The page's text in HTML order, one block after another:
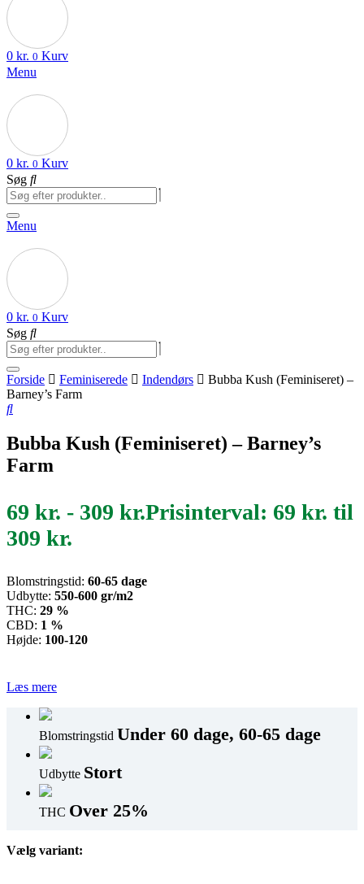
0 kr. 0 Kurv
Menu
0 kr. 0 Kurv
Søg
Menu
0 kr. 0 Kurv
Søg
Forside Feminiserede Indendørs
Bubba Kush (Feminiseret) –
Barney’s Farm
Bubba Kush (Feminiseret) – Barney’s
Farm
69 kr. - 309 kr.Prisinterval: 69 kr. til
309 kr.
Blomstringstid: 60-65 dage
Udbytte: 550-600 gr/m2
THC: 29 %
CBD: 1 %
Højde: 100-120
Læs mere
Blomstringstid Under 60 dage, 60-65 dage
Udbytte Stort
THC Over 25%
Vælg variant: